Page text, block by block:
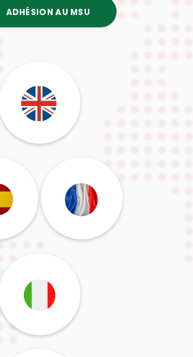
ADHÉSION AU MSU